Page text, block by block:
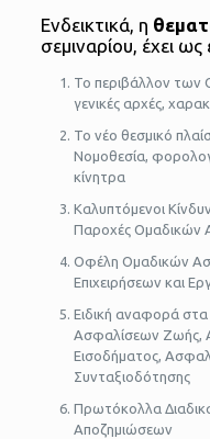
Ενδεικτικά, η
σεμιναρίου, έχει ως
Το περιβάλλον των
γενικές αρχές,
Το νέο θεσμικό
Νομοθεσία,
κίνητρα
Καλυπτόμενοι
Παροχές Ομαδικών
Οφέλη Ομαδικών
Επιχειρήσεων και
Ειδική αναφορά στα
Ασφαλίσεων Ζωής,
Εισοδήματος,
Συνταξιοδότησης
Πρωτόκολλα
Αποζημιώσεων